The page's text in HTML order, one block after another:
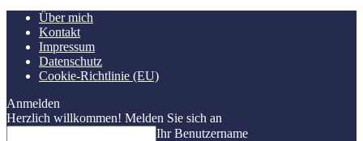
Über mich
Kontakt
Impressum
Datenschutz
Cookie-Richtlinie (EU)
Anmelden
Herzlich willkommen! Melden Sie sich an
Ihr Benutzername